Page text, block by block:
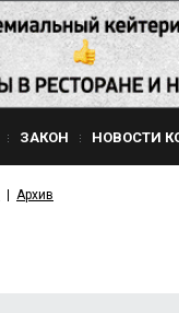
ЗАКОН НОВОСТИ
Архив